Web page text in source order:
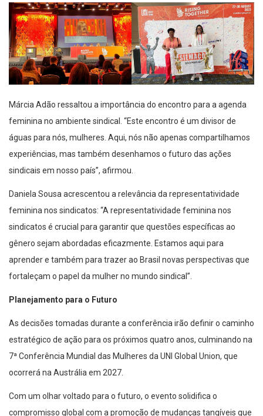
Márcia Adão ressaltou a importância do encontro para a agenda
feminina no ambiente sindical. “Este encontro é um divisor de
águas para nós, mulheres. Aqui, nós não apenas compartilhamos
experiências, mas também desenhamos o futuro das ações
sindicais em nosso país”, afirmou.
Daniela Sousa acrescentou a relevância da representatividade
feminina nos sindicatos: “A representatividade feminina nos
sindicatos é crucial para garantir que questões específicas ao
gênero sejam abordadas eficazmente. Estamos aqui para
aprender e também para trazer ao Brasil novas perspectivas que
fortaleçam o papel da mulher no mundo sindical”.
Planejamento para o Futuro
As decisões tomadas durante a conferência irão definir o caminho
estratégico de ação para os próximos quatro anos, culminando na
7ª Conferência Mundial das Mulheres da UNI Global Union, que
ocorrerá na Austrália em 2027.
Com um olhar voltado para o futuro, o evento solidifica o
compromisso global com a promoção de mudanças tangíveis que